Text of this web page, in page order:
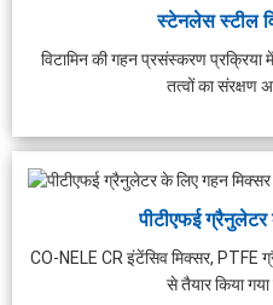
स्टेनलेस स्टील
विटामिन की गहन प्रसंस्करण
तत्वों का संरक्षण
पीटीएफई
CO-NELE CR इंटेंसिव मिक्सर, PTFE
से तैयार किया